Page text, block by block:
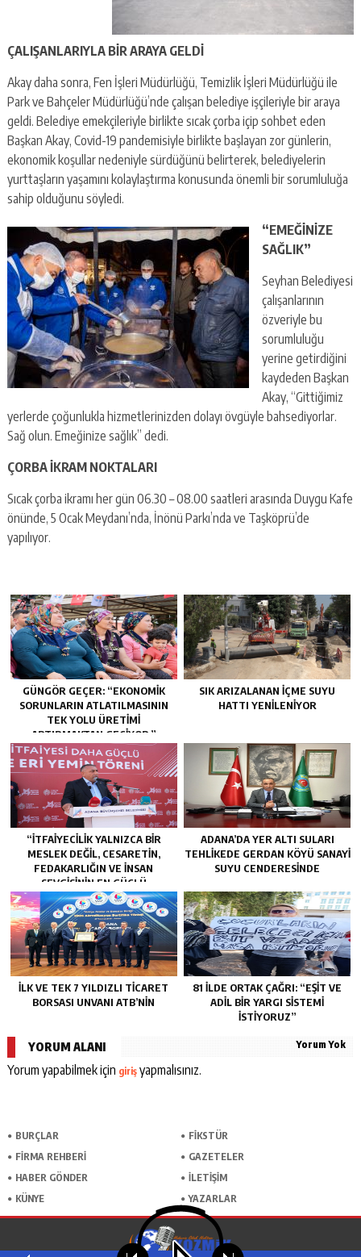
ÇALIŞANLARIYLA BİR ARAYA GELDİ
Akay daha sonra, Fen İşleri Müdürlüğü, Temizlik İşleri Müdürlüğü ile
Park ve Bahçeler Müdürlüğü’nde çalışan belediye işçileriyle bir araya
geldi. Belediye emekçileriyle birlikte sıcak çorba içip sohbet eden
Başkan Akay, Covid-19 pandemisiyle birlikte başlayan zor günlerin,
ekonomik koşullar nedeniyle sürdüğünü belirterek, belediyelerin
yurttaşların yaşamını kolaylaştırma konusunda önemli bir sorumluluğa
sahip olduğunu söyledi.
“EMEĞİNİZE
SAĞLIK”
Seyhan Belediyesi
çalışanlarının
özveriyle bu
sorumluluğu
yerine getirdiğini
kaydeden Başkan
Akay, “Gittiğimiz
yerlerde çoğunlukla hizmetlerinizden dolayı övgüyle bahsediyorlar.
Sağ olun. Emeğinize sağlık” dedi.
ÇORBA İKRAM NOKTALARI
Sıcak çorba ikramı her gün 06.30 – 08.00 saatleri arasında Duygu Kafe
önünde, 5 Ocak Meydanı’nda, İnönü Parkı’nda ve Taşköprü’de
yapılıyor.
GÜNGÖR GEÇER: “EKONOMIK
SORUNLARIN ATLATILMASININ
TEK YOLU ÜRETIMI
ARTIRMAKTAN GEÇIYOR.”
SIK ARIZALANAN IÇME SUYU
HATTI YENILENIYOR
“İTFAIYECILIK YALNIZCA BIR
MESLEK DEĞIL, CESARETIN,
FEDAKARLIĞIN VE INSAN
SEVGISININ EN GÜÇLÜ
TEMSILIDIR.”
ADANA’DA YER ALTI SULARI
TEHLİKEDE GERDAN KÖYÜ SANAYİ
SUYU CENDERESİNDE
İLK VE TEK 7 YILDIZLI TİCARET
BORSASI UNVANI ATB’NİN
81 İLDE ORTAK ÇAĞRI: “EŞİT VE
ADİL BİR YARGI SİSTEMİ
İSTİYORUZ”
YORUM ALANI Yorum Yok
Yorum yapabilmek için girişyapmalısınız.
BURÇLAR
FİKSTÜR
FİRMA REHBERİ
GAZETELER
HABER GÖNDER
İLETİŞİM
KÜNYE
YAZARLAR